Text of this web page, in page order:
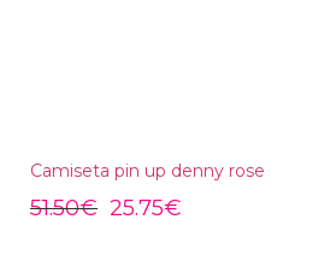
Camiseta pin up denny rose
51.50€ 25.75€